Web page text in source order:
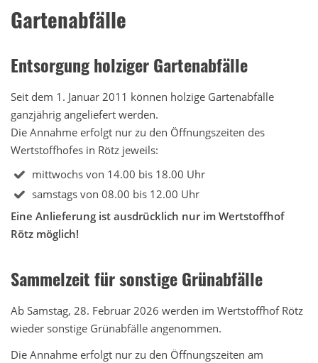
Gartenabfälle
Entsorgung holziger Gartenabfälle
Seit dem 1. Januar 2011 können holzige Gartenabfälle
ganzjährig angeliefert werden.
Die Annahme erfolgt nur zu den Öffnungszeiten des
Wertstoffhofes in Rötz jeweils:
mittwochs von 14.00 bis 18.00 Uhr
samstags von 08.00 bis 12.00 Uhr
Eine Anlieferung ist ausdrücklich nur im Wertstoffhof
Rötz möglich!
Sammelzeit für sonstige Grünabfälle
Ab Samstag, 28. Februar 2026 werden im Wertstoffhof Rötz
wieder sonstige Grünabfälle angenommen.
Die Annahme erfolgt nur zu den Öffnungszeiten am